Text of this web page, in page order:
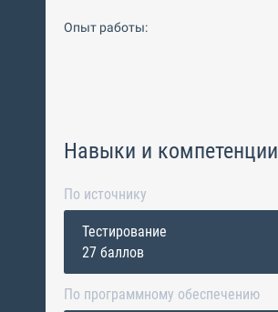
Опыт работы:
Навыки и компетенции
По источнику
Тестирование
27 баллов
По программному обеспечению